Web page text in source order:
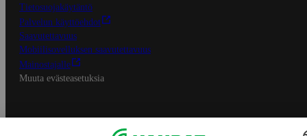
Tietosuojakäytäntö
Palvelun käyttöehdot
Saavutettavuus
Mobiilisovelluksen saavutettavuus
Mainostajalle
Muuta evästeasetuksia
S-ryhmän palvelut